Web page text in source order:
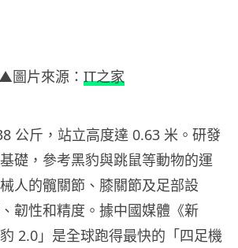
▲圖片來源： IT之家
公斤，站立高度達 0.63 米。研發
礎，參考黑豹與跳鼠等動物的運
人的髖關節、膝關節及足部設
韌性和精度。據中國媒體《新
2.0」是全球跑得最快的「四足機